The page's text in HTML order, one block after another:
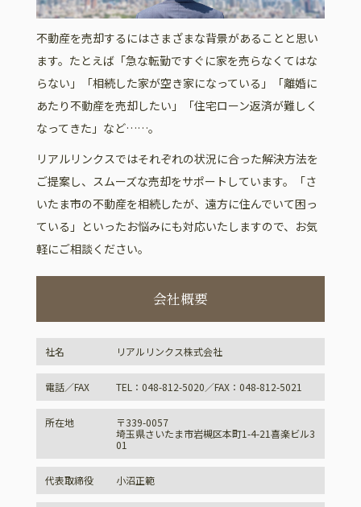
不動産を売却するにはさまざまな背景があることと思い
ます。たとえば「急な転勤ですぐに家を売らなくてはな
らない」「相続した家が空き家になっている」「離婚に
あたり不動産を売却したい」「住宅ローン返済が難しく
なってきた」など……。
リアルリンクスではそれぞれの状況に合った解決方法を
ご提案し、スムーズな売却をサポートしています。「さ
いたま市の不動産を相続したが、遠方に住んでいて困っ
ている」といったお悩みにも対応いたしますので、お気
軽にご相談ください。
会社概要
社名 リアルリンクス株式会社
電話／FAX TEL：048-812-5020／FAX：048-812-5021
所在地
〒339-0057
埼玉県さいたま市岩槻区本町1-4-21喜楽ビル3
01
代表取締役 小沼正範